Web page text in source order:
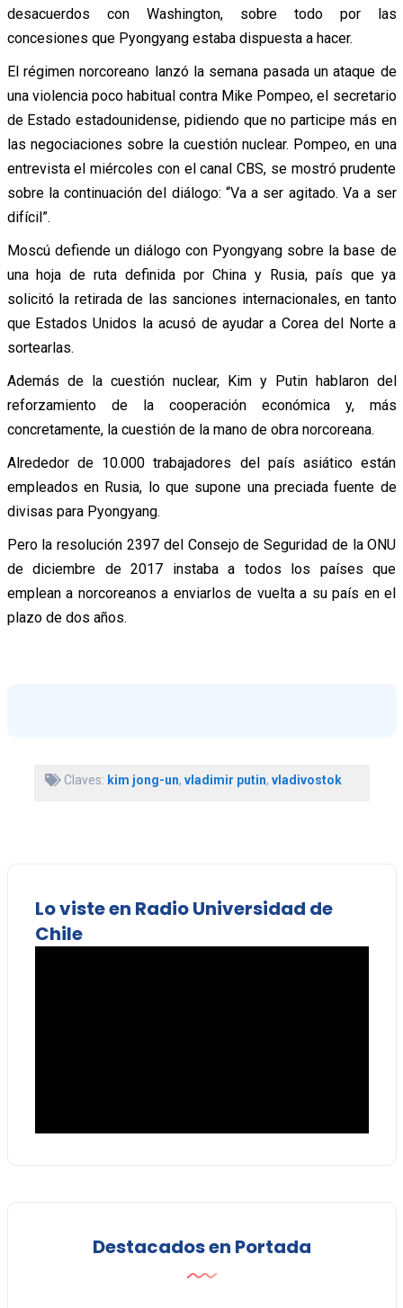
desacuerdos con Washington, sobre todo por las
concesiones que Pyongyang estaba dispuesta a hacer.
El régimen norcoreano lanzó la semana pasada un ataque de
una violencia poco habitual contra Mike Pompeo, el secretario
de Estado estadounidense, pidiendo que no participe más en
las negociaciones sobre la cuestión nuclear. Pompeo, en una
entrevista el miércoles con el canal CBS, se mostró prudente
sobre la continuación del diálogo: “Va a ser agitado. Va a ser
difícil”.
Moscú defiende un diálogo con Pyongyang sobre la base de
una hoja de ruta definida por China y Rusia, país que ya
solicitó la retirada de las sanciones internacionales, en tanto
que Estados Unidos la acusó de ayudar a Corea del Norte a
sortearlas.
Además de la cuestión nuclear, Kim y Putin hablaron del
reforzamiento de la cooperación económica y, más
concretamente, la cuestión de la mano de obra norcoreana.
Alrededor de 10.000 trabajadores del país asiático están
empleados en Rusia, lo que supone una preciada fuente de
divisas para Pyongyang.
Pero la resolución 2397 del Consejo de Seguridad de la ONU
de diciembre de 2017 instaba a todos los países que
emplean a norcoreanos a enviarlos de vuelta a su país en el
plazo de dos años.
Claves: kim jong-un, vladimir putin, vladivostok
Lo viste en Radio Universidad de
Chile
Destacados en Portada